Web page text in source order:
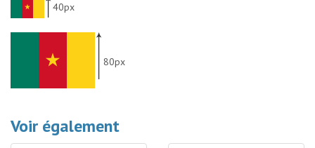
40px
80px
Voir également